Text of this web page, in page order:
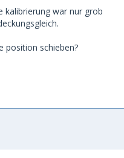
kalibrierung war nur grob
position schieben?